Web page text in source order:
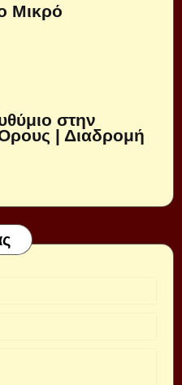
Μικρό
στην
| Διαδρομή